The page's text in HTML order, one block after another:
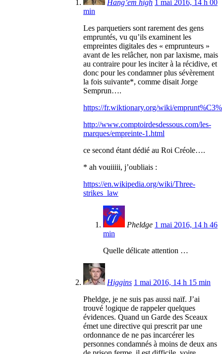
Hang’em high 1 mai 2016, 14 h 00
min
Les parquetiers sont rarement des gens
empruntés, vu qu’ils examinent les
empreintes digitales des « emprunteurs »
avant de les relâcher, non par laxisme, mais
au contraire pour les inciter à la récidive, et
donc pour les condamner plus sévèrement
la fois suivante*, comme disait Jorge
Semprun….
https://fr.wiktionary.org/wiki/
http://www.comptoirdesdessous.com/les-
marques/empreinte-1.html
ce second étant dédié au Roi Créole….
* ah vouiiiii, j’oubliais :
https://en.wikipedia.org/wiki/Three-
strikes_law
Pheldge 1 mai 2016, 14 h 46
min
Quelle délicate attention …
Higgins 1 mai 2016, 14 h 15 min
Pheldge, je ne suis pas aussi naïf. J’ai
trouvé !ogique de rappeler quelques
évidences. Quand un Garde des Sceaux
émet une directive qui prescrit par une
ordonnance de ne pas incarcérer les
personnes condamnés à moins de deux ans